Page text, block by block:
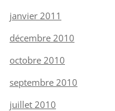
janvier 2011
décembre 2010
octobre 2010
septembre 2010
juillet 2010